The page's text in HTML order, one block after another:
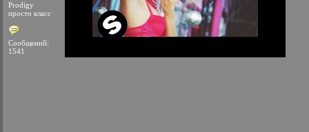
Prodigy
просто класс
Сообщений:
1541